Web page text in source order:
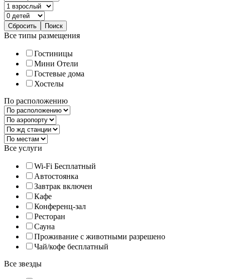
Все типы размещения
Гостиницы
Мини Отели
Гостевые дома
Хостелы
По расположению
Все услуги
Wi-Fi Бесплатный
Автостоянка
Завтрак включен
Кафе
Конференц-зал
Ресторан
Сауна
Проживание с животными разрешено
Чай/кофе бесплатный
Все звезды